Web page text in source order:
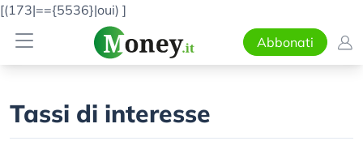
[(173|=={5536}|oui) ]
Abbonati
Tassi di interesse